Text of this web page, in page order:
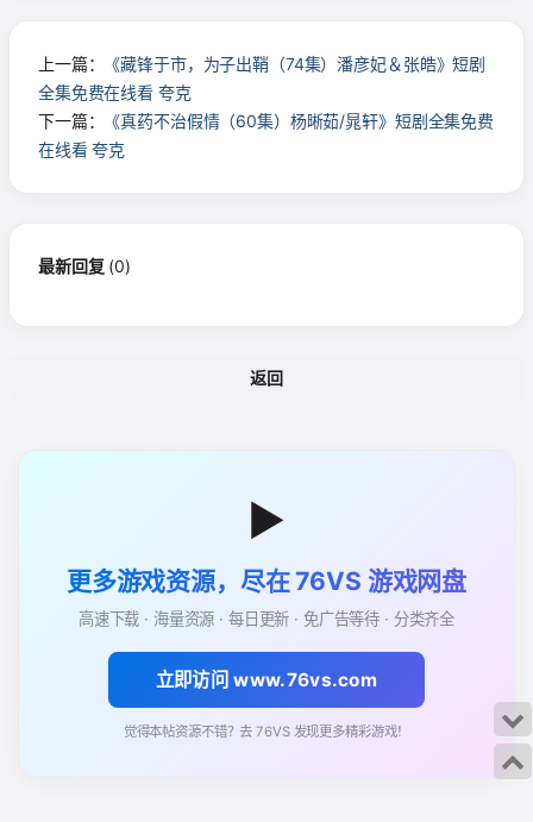
上一篇：
《藏锋于市，为子出鞘（74集）潘彦妃＆张皓》短剧
全集免费在线看 夸克
下一篇：
《真药不治假情（60集）杨晰茹/晁轩》短剧全集免费
在线看 夸克
最新回复(0)
返回
▶
更多游戏资源，尽在 76VS 游戏网盘
高速下载 · 海量资源 · 每日更新 · 免广告等待 · 分类齐全
立即访问 www.76vs.com
觉得本帖资源不错？去 76VS 发现更多精彩游戏！